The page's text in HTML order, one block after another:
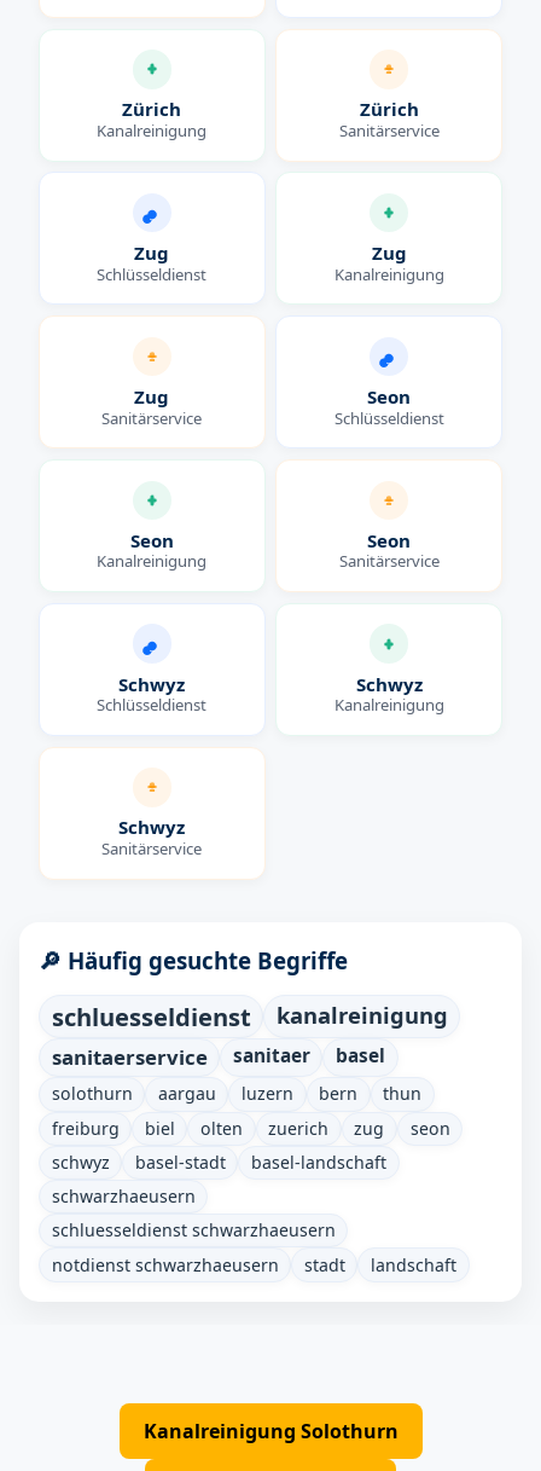
Zürich
Kanalreinigung
Zürich
Sanitärservice
Zug
Schlüsseldienst
Zug
Kanalreinigung
Zug
Sanitärservice
Seon
Schlüsseldienst
Seon
Kanalreinigung
Seon
Sanitärservice
Schwyz
Schlüsseldienst
Schwyz
Kanalreinigung
Schwyz
Sanitärservice
🔎 Häufig gesuchte Begriffe
schluesseldienst kanalreinigung
sanitaerservice sanitaer basel
solothurn aargau luzern bern
thun
freiburg
biel olten zuerich zug
seon
schwyz
basel-stadt
basel-landschaft
schwarzhaeusern
schluesseldienst schwarzhaeusern
notdienst schwarzhaeusern
stadt landschaft
Kanalreinigung Solothurn